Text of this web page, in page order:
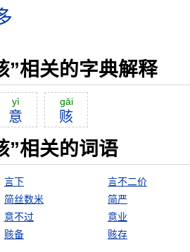
”相关的字典解释
yì
意
gāi
赅
”相关的词语
言下
言不二价
简丝数米
简严
意不过
意业
赅备 赅存